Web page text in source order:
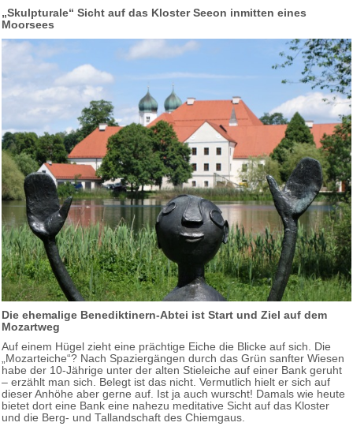
„Skulpturale“ Sicht auf das Kloster Seeon inmitten eines
Moorsees
Die ehemalige Benediktinern-Abtei ist Start und Ziel auf dem
Mozartweg
Auf einem Hügel zieht eine prächtige Eiche die Blicke auf sich. Die
„Mozarteiche“? Nach Spaziergängen durch das Grün sanfter Wiesen
habe der 10-Jährige unter der alten Stieleiche auf einer Bank geruht
– erzählt man sich. Belegt ist das nicht. Vermutlich hielt er sich auf
dieser Anhöhe aber gerne auf. Ist ja auch wurscht! Damals wie heute
bietet dort eine Bank eine nahezu meditative Sicht auf das Kloster
und die Berg- und Tallandschaft des Chiemgaus.